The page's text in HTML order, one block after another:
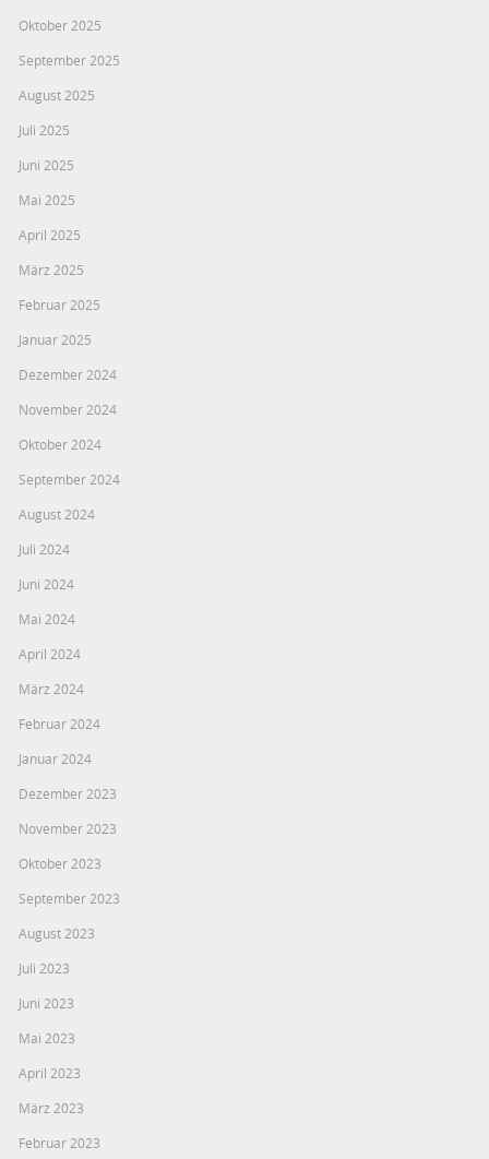
Oktober 2025
September 2025
August 2025
Juli 2025
Juni 2025
Mai 2025
April 2025
März 2025
Februar 2025
Januar 2025
Dezember 2024
November 2024
Oktober 2024
September 2024
August 2024
Juli 2024
Juni 2024
Mai 2024
April 2024
März 2024
Februar 2024
Januar 2024
Dezember 2023
November 2023
Oktober 2023
September 2023
August 2023
Juli 2023
Juni 2023
Mai 2023
April 2023
März 2023
Februar 2023